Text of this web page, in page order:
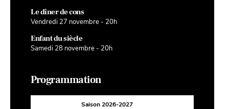
Le dîner de cons
Vendredi 27 novembre - 20h
Enfant du siècle
Samedi 28 novembre - 20h
Programmation
Saison 2026-2027